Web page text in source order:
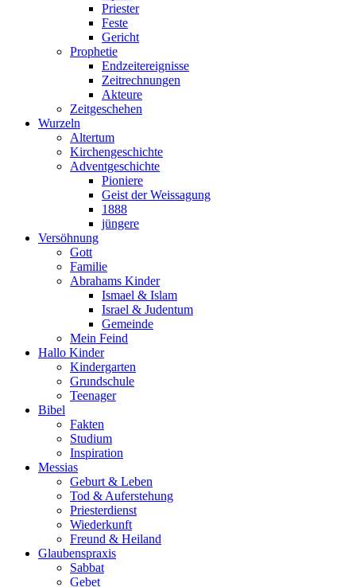
Priester
Feste
Gericht
Prophetie
Endzeitereignisse
Zeitrechnungen
Akteure
Zeitgeschehen
Wurzeln
Altertum
Kirchengeschichte
Adventgeschichte
Pioniere
Geist der Weissagung
1888
jüngere
Versöhnung
Gott
Familie
Abrahams Kinder
Ismael & Islam
Israel & Judentum
Gemeinde
Mein Feind
Hallo Kinder
Kindergarten
Grundschule
Teenager
Bibel
Fakten
Studium
Inspiration
Messias
Geburt & Leben
Tod & Auferstehung
Priesterdienst
Wiederkunft
Freund & Heiland
Glaubenspraxis
Sabbat
Gebet